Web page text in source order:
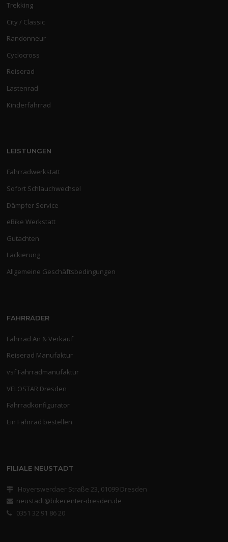
Trekking
City / Classic
Randonneur
Cyclocross
Reiserad
Lastenrad
Kinderfahrrad
LEISTUNGEN
Fahrradwerkstatt
Sofort Schlauchwechsel
Dämpfer Service
eBike Werkstatt
Gutachten
Lackierung
Allgemeine Geschäftsbedingungen
FAHRRÄDER
Fahrrad An & Verkauf
Reiserad Manufaktur
vsf Fahrradmanufaktur
VELOSTAR Dresden
Fahrradkonfigurator
Ein Fahrrad bestellen
FILIALE NEUSTADT
Hoyerswerdaer Straße 23, 01099 Dresden
neustadt@bikecenter-dresden.de
0351 32 91 86 20